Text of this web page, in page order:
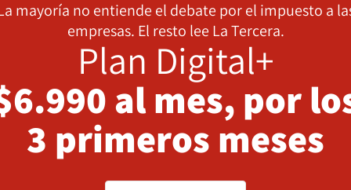
mayoría no entiende el debate por el impuesto a
empresas. El resto lee La Tercera.
Plan Digital+
al mes, por
3 primeros meses